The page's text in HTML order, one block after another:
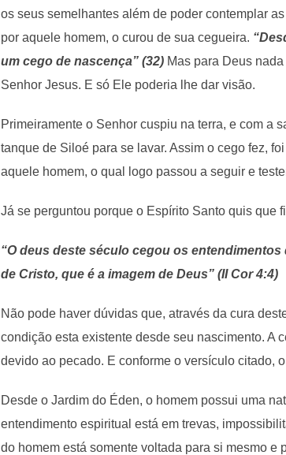
os seus semelhantes além de poder contemplar
por aquele homem, o curou de sua cegueira.
um cego de nascença” (32) Mas para Deus
Senhor Jesus. E só Ele poderia lhe dar visão.
Primeiramente o Senhor cuspiu na terra, e com a
tanque de Siloé para se lavar. Assim o cego fez,
aquele homem, o qual logo passou a seguir e
Já se perguntou porque o Espírito Santo quis que
“O deus deste século cegou os
de Cristo, que é a imagem de Deus” (II Cor 4:4)
Não pode haver dúvidas que, através da cura
condição esta existente desde seu nascimento. A
devido ao pecado. E conforme o versículo citado,
Desde o Jardim do Éden, o homem possui uma
entendimento espiritual está em trevas,
do homem está somente voltada para si mesmo